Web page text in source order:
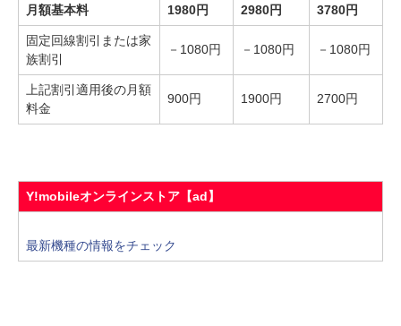
月額基本料 1980円 2980円 3780円
固定回線割引または家
族割引
－1080円 －1080円 －1080円
上記割引適用後の月額
料金
900円 1900円 2700円
Y!mobileオンラインストア【ad】
最新機種の情報をチェック